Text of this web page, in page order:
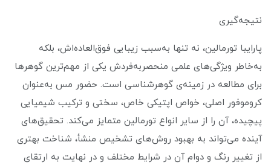
نتیجه‌گیری
پارایبا تورمالین، نه تنها به‌سبب زیبایی فوق‌العاده‌اش، بلکه
به‌خاطر ویژگی‌های علمی منحصربه‌فردش یکی از مهم‌ترین گوهرها
برای مطالعه در زمینه‌ی گوهرشناسی است. حضور مس به‌عنوان
کروموفور اصلی، خواص اپتیکی خاص، سختی و ترکیب شیمیایی
پیچیده، آن را از سایر انواع تورمالین متمایز می‌کند. تحقیق‌های
آینده می‌تواند به بهبود روش‌های تشخیص منشأ، شناخت بهتری
از تغییر رنگ و دوام آن در شرایط مختلف و در نهایت به ارتقای